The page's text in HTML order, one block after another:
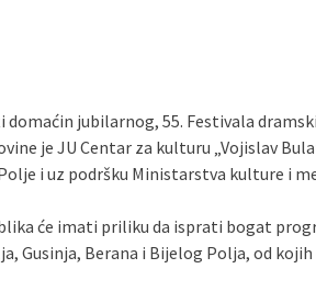
domaćin jubilarnog, 55. Festivala
je JU Centar za kulturu „Vojislav
i uz podršku Ministarstva kulture i
će imati priliku da isprati bogat
Gusinja, Berana i Bijelog Polja, od